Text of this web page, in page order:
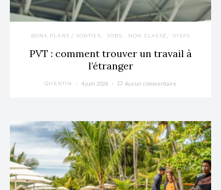
BONS PLANS / SORTIES JOBS NON CLASSÉ VISAS
PVT : comment trouver un travail à
l’étranger
QUENTIN 4 juin 2026 Aucun commentaire